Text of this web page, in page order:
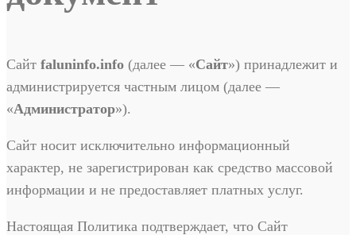
Сайт faluninfo.info (далее — «Сайт») принадлежит и
администрируется частным лицом (далее —
«Администратор»).
Сайт носит исключительно информационный
характер, не зарегистрирован как средство массовой
информации и не предоставляет платных услуг.
Настоящая Политика подтверждает, что Сайт